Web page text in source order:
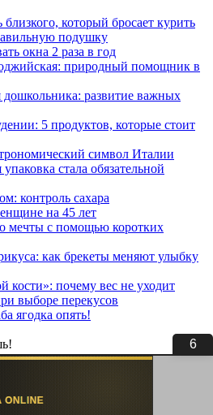
5
который бросает курить
подушку
окна 2 раза в год
природный помощник в
дошкольника: развитие важных
5 продуктов, которые стоит
символ Италии
стала обязательной
контроль сахара
на 45 лет
мечты с помощью коротких
как брекеты меняют улыбку
почему вес не уходит
выборе перекусов
ягодка опять!